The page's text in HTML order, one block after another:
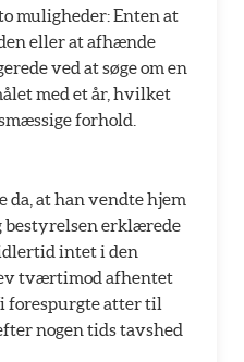
muligheder: Enten at
eller at afhænde
ved at søge om en
med et år, hvilket
forhold.
da, at han vendte hjem
bestyrelsen erklærede
intet i den
tværtimod afhentet
forespurgte atter til
nogen tids tavshed